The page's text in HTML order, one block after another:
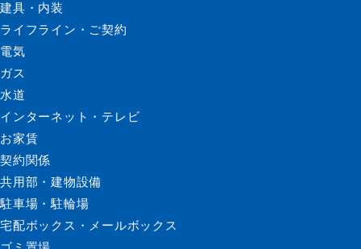
建具・内装
ライフライン・ご契約
電気
ガス
水道
インターネット・テレビ
お家賃
契約関係
共用部・建物設備
駐車場・駐輪場
宅配ボックス・メールボックス